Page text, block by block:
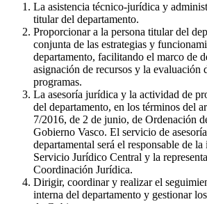
La asistencia técnico-jurídica y
titular del departamento.
Proporcionar a la persona titular del
conjunta de las estrategias y
departamento, facilitando el marco de
asignación de recursos y la evaluación
programas.
La asesoría jurídica y la actividad de
del departamento, en los términos del
7/2016, de 2 de junio, de Ordenación
Gobierno Vasco. El servicio de
departamental será el responsable de
Servicio Jurídico Central y la
Coordinación Jurídica.
Dirigir, coordinar y realizar el
interna del departamento y gestionar